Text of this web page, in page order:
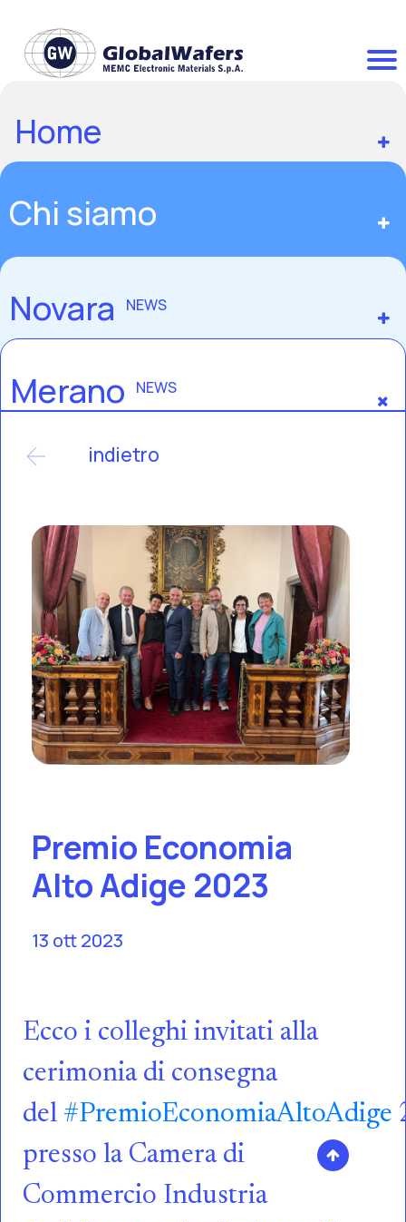
Home
Chi siamo
NEWS
Novara
NEWS
Merano
indietro
Premio Economia
Alto Adige 2023
13 ott 2023
Ecco i colleghi invitati alla
cerimonia di consegna
del #PremioEconomiaAltoAdige
presso la Camera di
Commercio Industria